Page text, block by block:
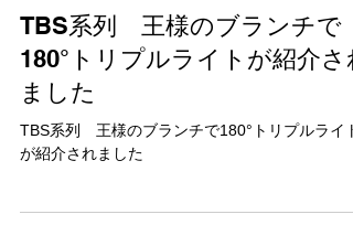
2025年8月23日
TBS系列 王様のブランチで
180°トリプルライトが紹介さ
TBS系列 王様のブランチで180°トリプルライト